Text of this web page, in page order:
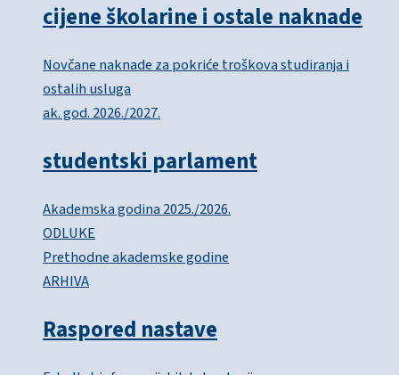
cijene školarine i ostale naknade
Novčane naknade za pokriće troškova studiranja i
ostalih usluga
ak. god. 2026./2027.
studentski parlament
Akademska godina 2025./2026.
ODLUKE
Prethodne akademske godine
ARHIVA
Raspored nastave